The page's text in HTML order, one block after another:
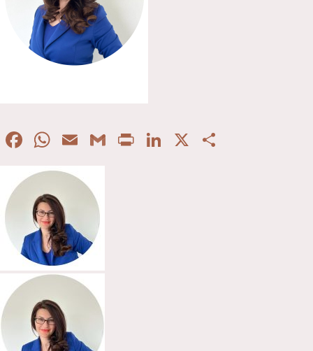
Facebook
WhatsApp
EmailGmail
PrintLinkedIn
X